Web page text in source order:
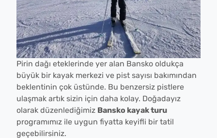
Pirin dağı eteklerinde yer alan Bansko oldukça
büyük bir kayak merkezi ve pist sayısı bakımından
beklentinin çok üstünde. Bu benzersiz pistlere
ulaşmak artık sizin için daha kolay. Doğadayız
olarak düzenlediğimiz Bansko kayak turu
programımız ile uygun fiyatta keyifli bir tatil
geçebilirsiniz.